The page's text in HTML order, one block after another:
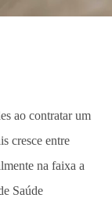
ao contratar um
cresce entre
na faixa a
Saúde